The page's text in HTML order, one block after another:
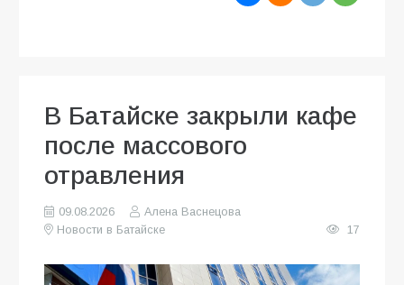
В Батайске закрыли кафе
после массового
отравления
09.08.2026
Алена Васнецова
Новости в Батайске
17